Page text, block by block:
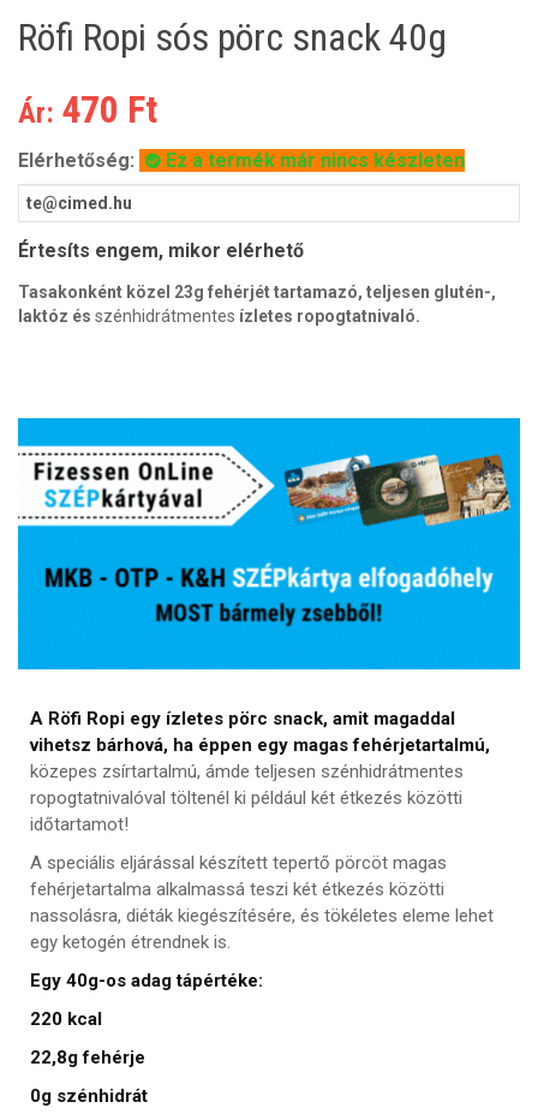
Röfi Ropi sós pörc snack 40g
Ár: 470 Ft
Elérhetőség: Ez a termék már nincs készleten
Értesíts engem, mikor elérhető
Tasakonként közel 23g fehérjét tartamazó, teljesen glutén-,
laktóz és szénhidrátmentes ízletes ropogtatnivaló.
A Röfi Ropi egy ízletes pörc snack, amit magaddal
vihetsz bárhová, ha éppen egy magas fehérjetartalmú,
közepes zsírtartalmú, ámde teljesen szénhidrátmentes
ropogtatnivalóval töltenél ki például két étkezés közötti
időtartamot!
A speciális eljárással készített tepertő pörcöt magas
fehérjetartalma alkalmassá teszi két étkezés közötti
nassolásra, diéták kiegészítésére, és tökéletes eleme lehet
egy ketogén étrendnek is.
Egy 40g-os adag tápértéke:
220 kcal
22,8g fehérje
0g szénhidrát